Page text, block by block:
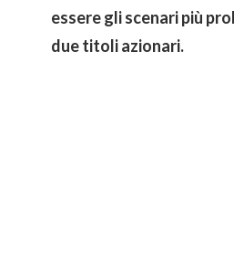
essere gli scenari più
due titoli azionari.